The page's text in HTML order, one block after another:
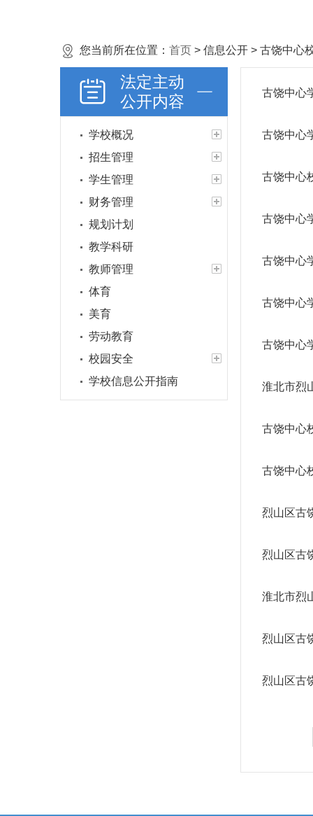
您当前所在位置： 首页 > 信息公开 > 古饶中心
法定主动
公开内容
学校概况
招生管理
学生管理
财务管理
规划计划
教学科研
教师管理
体育
美育
劳动教育
校园安全
学校信息公开指南
古饶中心
古饶中心
古饶中心
古饶中心
古饶中心
古饶中心
古饶中心
淮北市烈
古饶中心
古饶中心
烈山区古
烈山区古
淮北市烈
烈山区古
烈山区古